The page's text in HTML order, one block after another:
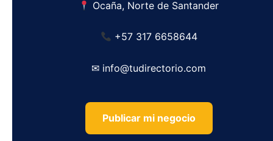
Ocaña, Norte de Santander
+57 317 6658644
✉ info@tudirectorio.com
Publicar mi negocio